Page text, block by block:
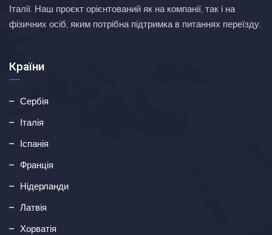
Італії. Наш проєкт орієнтований як на компанії, так і на
фізичних осіб, яким потрібна підтримка в питаннях переїзду.
Країни
Сербія
Італія
Іспанія
Франція
Нідерланди
Латвія
Хорватія